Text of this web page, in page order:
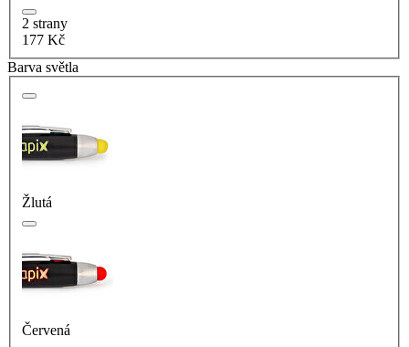
2 strany
177 Kč
Barva světla
Žlutá
Červená